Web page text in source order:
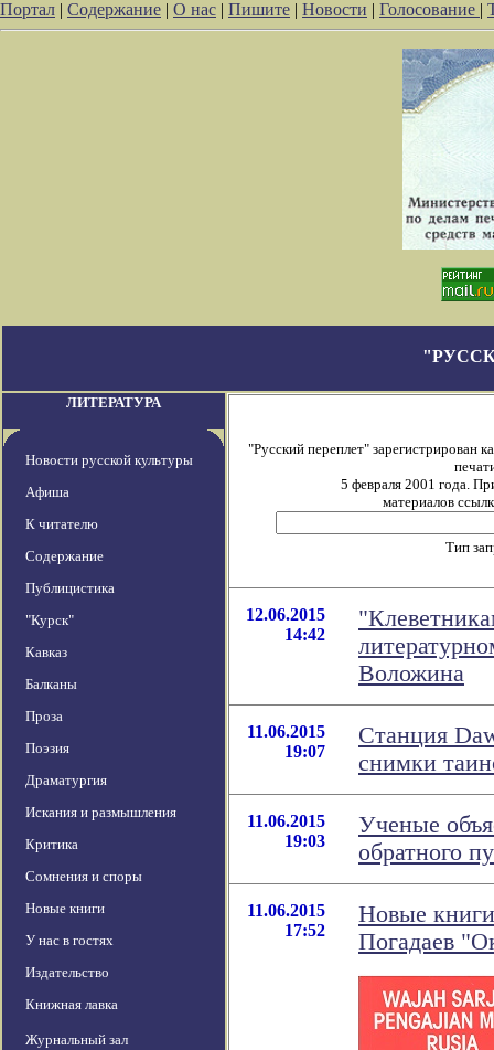
Портал | Содержание | О нас | Пишите | Новости | Голосование |
ЛИТЕРАТУРА
Новости русской культуры
Афиша
К читателю
Содержание
Публицистика
"Курск"
Кавказ
Балканы
Проза
Поэзия
Драматургия
Искания и размышления
Критика
Сомнения и споры
Новые книги
У нас в гостях
Издательство
Книжная лавка
Журнальный зал
"Русский переплет" зарегистрирован
5 февраля 2001 года.
материалов
Тип
12.06.2015
14:42
Воложина
11.06.2015
19:07
Станция
снимки
11.06.2015
19:03
Ученые
обратного
11.06.2015
17:52
Новые
Погадаев